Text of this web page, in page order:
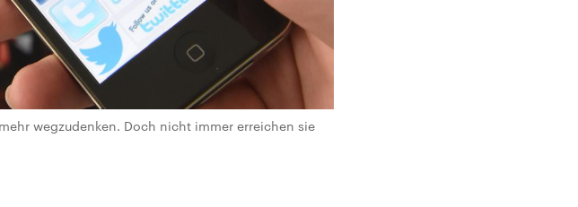
wegzudenken. Doch nicht immer erreichen sie